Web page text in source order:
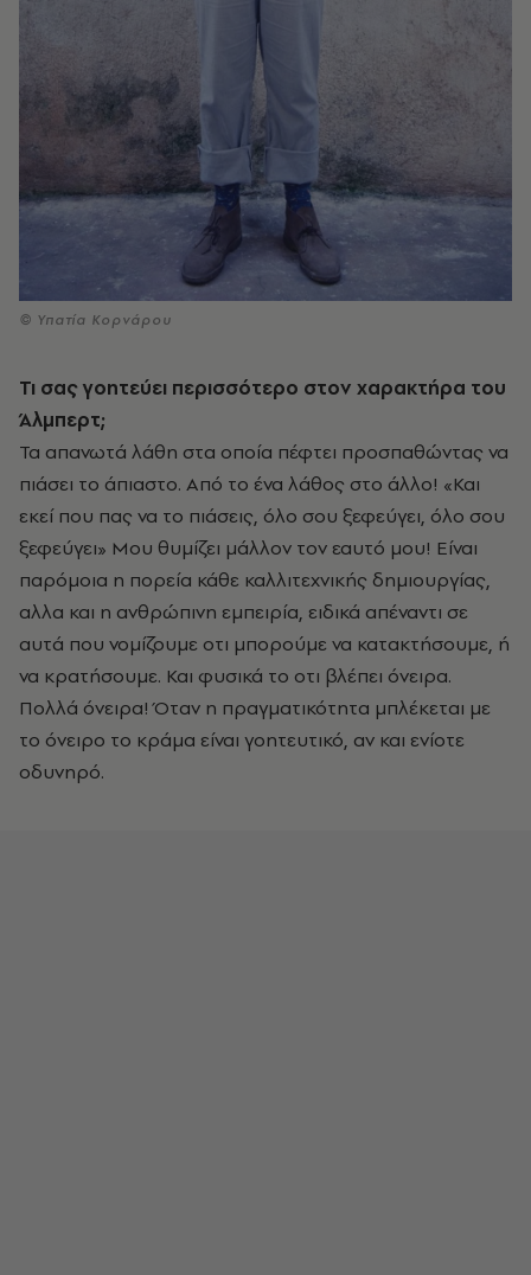
© Υπατία Κορνάρου
Τι σας γοητεύει περισσότερο στον χαρακτήρα του
Άλμπερτ;
Τα απανωτά λάθη στα οποία πέφτει προσπαθώντας να
πιάσει το άπιαστο. Από το ένα λάθος στο άλλο! «Και
εκεί που πας να το πιάσεις, όλο σου ξεφεύγει, όλο σου
ξεφεύγει» Μου θυμίζει μάλλον τον εαυτό μου! Είναι
παρόμοια η πορεία κάθε καλλιτεχνικής δημιουργίας,
αλλα και η ανθρώπινη εμπειρία, ειδικά απέναντι σε
αυτά που νομίζουμε οτι μπορούμε να κατακτήσουμε, ή
να κρατήσουμε. Και φυσικά το οτι βλέπει όνειρα.
Πολλά όνειρα! Όταν η πραγματικότητα μπλέκεται με
το όνειρο το κράμα είναι γοητευτικό, αν και ενίοτε
οδυνηρό.